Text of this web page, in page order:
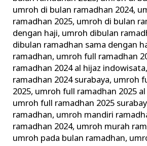
umroh di bulan ramadhan 2024,
ramadhan 2025, umroh di bulan
dengan haji, umroh dibulan
dibulan ramadhan sama dengan
ramadhan, umroh full ramadhan
ramadhan 2024 al hijaz indowisata,
ramadhan 2024 surabaya, umroh
2025, umroh full ramadhan 2025
umroh full ramadhan 2025
ramadhan, umroh mandiri
ramadhan 2024, umroh murah
umroh pada bulan ramadhan,